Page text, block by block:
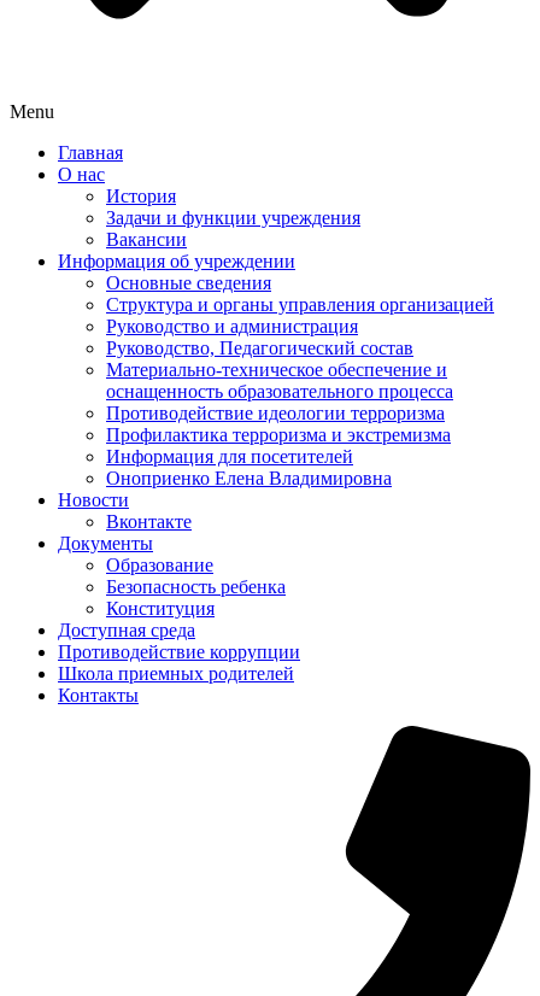
Menu
Главная
О нас
История
Задачи и функции учреждения
Вакансии
Информация об учреждении
Основные сведения
Структура и органы управления организацией
Руководство и администрация
Руководство, Педагогический состав
Материально-техническое обеспечение и
оснащенность образовательного процесса
Противодействие идеологии терроризма
Профилактика терроризма и экстремизма
Информация для посетителей
Оноприенко Елена Владимировна
Новости
Вконтакте
Документы
Образование
Безопасность ребенка
Конституция
Доступная среда
Противодействие коррупции
Школа приемных родителей
Контакты